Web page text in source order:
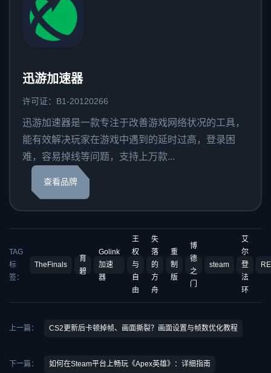
迅游加速器
许可证：B1-20120266
迅游加速器是一款专注于改善游戏网络状况的工具，
能有效解决玩家在游戏中遇到的延时过高，登录困
难，容易掉线等问题，支持上万款...
查看品牌
TAG
标
签：
TheFinals
育
碧
Golink
加速
器
王
权
与
自
由
失
落
的
方
舟
重
制
版
博
德
之
门
steam
艾
尔
登
法
环
上一篇： CS2更新后卡顿掉帧、画面撕裂？画面设置与帧数优化教程
下一篇： 如何在Steam平台上畅玩《Apex英雄》：详细指南